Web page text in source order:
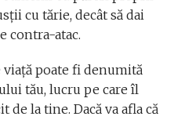
cu tărie, decât să dai
contra-atac.
viaţă poate fi denumită
tău, lucru pe care îl
la tine. Dacă va afla că